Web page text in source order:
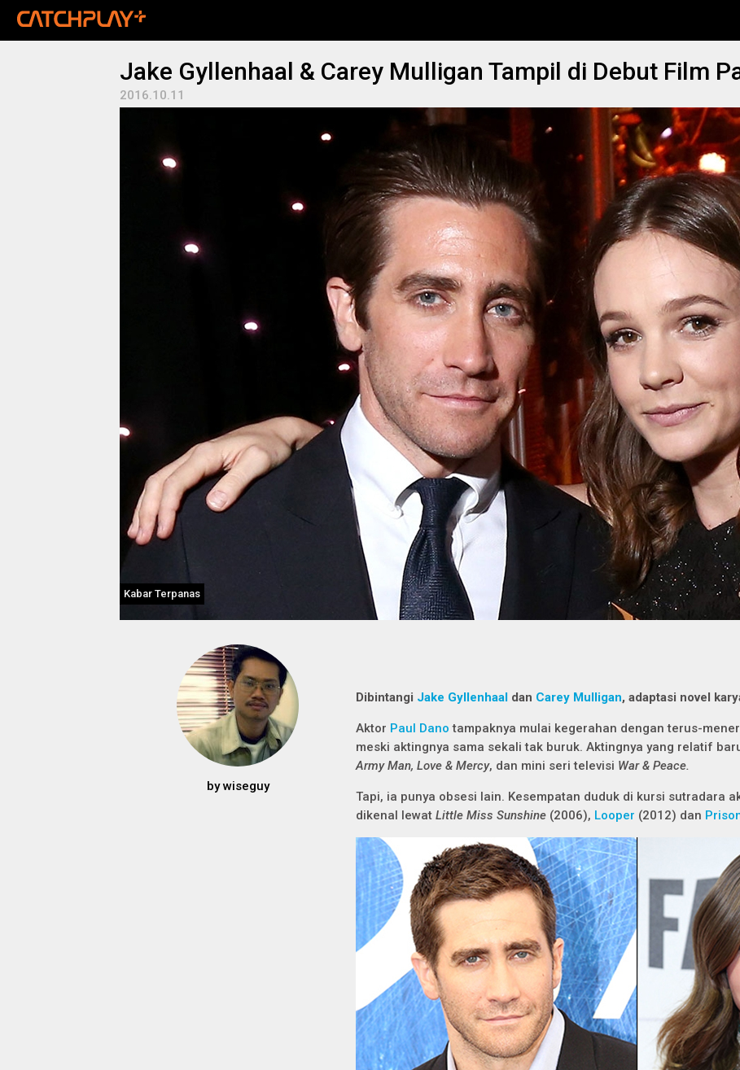
Jake Gyllenhaal & Carey Mulligan Tampil di Debut Film
2016.10.11
Kabar Terpanas
bywiseguy
Dibintangi Jake Gyllenhaal dan Carey Mulligan, adaptasi novel
Aktor Paul Dano tampaknya mulai kegerahan dengan terus-
meski aktingnya sama sekali tak buruk. Aktingnya yang relatif
Army Man, Love & Mercy, dan mini seri televisi War & Peace.
Tapi, ia punya obsesi lain. Kesempatan duduk di kursi sutradara
dikenal lewat Little Miss Sunshine (2006), Looper (2012) dan